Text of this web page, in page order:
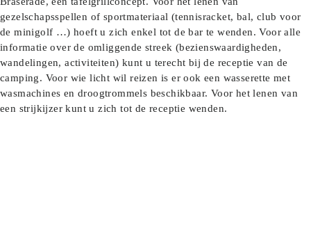
gezelschapsspellen of sportmateriaal (tennisracket, bal, club voor
de minigolf …) hoeft u zich enkel tot de bar te wenden. Voor alle
informatie over de omliggende streek (bezienswaardigheden,
wandelingen, activiteiten) kunt u terecht bij de receptie van de
camping. Voor wie licht wil reizen is er ook een wasserette met
wasmachines en droogtrommels beschikbaar. Voor het lenen van
een strijkijzer kunt u zich tot de receptie wenden.